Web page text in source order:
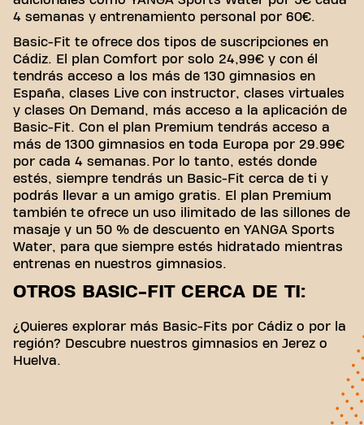
4 semanas y entrenamiento personal por 60€.
Basic-Fit te ofrece dos tipos de suscripciones en
Cádiz. El plan Comfort por solo 24,99€ y con él
tendrás acceso a los más de 130 gimnasios en
España, clases Live con instructor, clases virtuales
y clases On Demand, más acceso a la aplicación de
Basic-Fit. Con el plan Premium tendrás acceso a
más de 1300 gimnasios en toda Europa por 29.99€
por cada 4 semanas. Por lo tanto, estés donde
estés, siempre tendrás un Basic-Fit cerca de ti y
podrás llevar a un amigo gratis. El plan Premium
también te ofrece un uso ilimitado de las sillones de
masaje y un 50 % de descuento en YANGA Sports
Water, para que siempre estés hidratado mientras
entrenas en nuestros gimnasios.
OTROS BASIC-FIT CERCA DE TI:
¿Quieres explorar más Basic-Fits por Cádiz o por la
región? Descubre nuestros gimnasios en Jerez o
Huelva.